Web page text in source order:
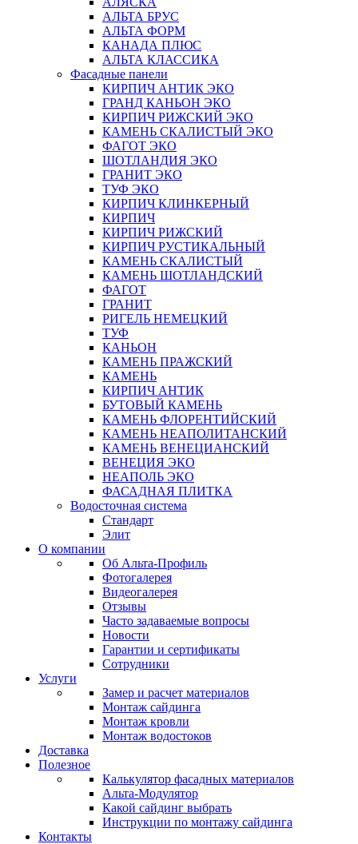
АЛЬТА БРУС
АЛЬТА ФОРМ
КАНАДА ПЛЮС
АЛЬТА КЛАССИКА
Фасадные панели
КИРПИЧ АНТИК ЭКО
ГРАНД КАНЬОН ЭКО
КИРПИЧ РИЖСКИЙ ЭКО
КАМЕНЬ СКАЛИСТЫЙ ЭКО
ФАГОТ ЭКО
ШОТЛАНДИЯ ЭКО
ГРАНИТ ЭКО
ТУФ ЭКО
КИРПИЧ КЛИНКЕРНЫЙ
КИРПИЧ
КИРПИЧ РИЖСКИЙ
КИРПИЧ РУСТИКАЛЬНЫЙ
КАМЕНЬ СКАЛИСТЫЙ
КАМЕНЬ ШОТЛАНДСКИЙ
ФАГОТ
ГРАНИТ
РИГЕЛЬ НЕМЕЦКИЙ
ТУФ
КАНЬОН
КАМЕНЬ ПРАЖСКИЙ
КАМЕНЬ
КИРПИЧ АНТИК
БУТОВЫЙ КАМЕНЬ
КАМЕНЬ ФЛОРЕНТИЙСКИЙ
КАМЕНЬ НЕАПОЛИТАНСКИЙ
КАМЕНЬ ВЕНЕЦИАНСКИЙ
ВЕНЕЦИЯ ЭКО
НЕАПОЛЬ ЭКО
ФАСАДНАЯ ПЛИТКА
Водосточная система
Стандарт
Элит
О компании
Об Альта-Профиль
Фотогалерея
Видеогалерея
Отзывы
Часто задаваемые вопросы
Новости
Гарантии и сертификаты
Сотрудники
Услуги
Замер и расчет материалов
Монтаж сайдинга
Монтаж кровли
Монтаж водостоков
Доставка
Полезное
Калькулятор фасадных материалов
Альта-Модулятор
Какой сайдинг выбрать
Инструкции по монтажу сайдинга
Контакты